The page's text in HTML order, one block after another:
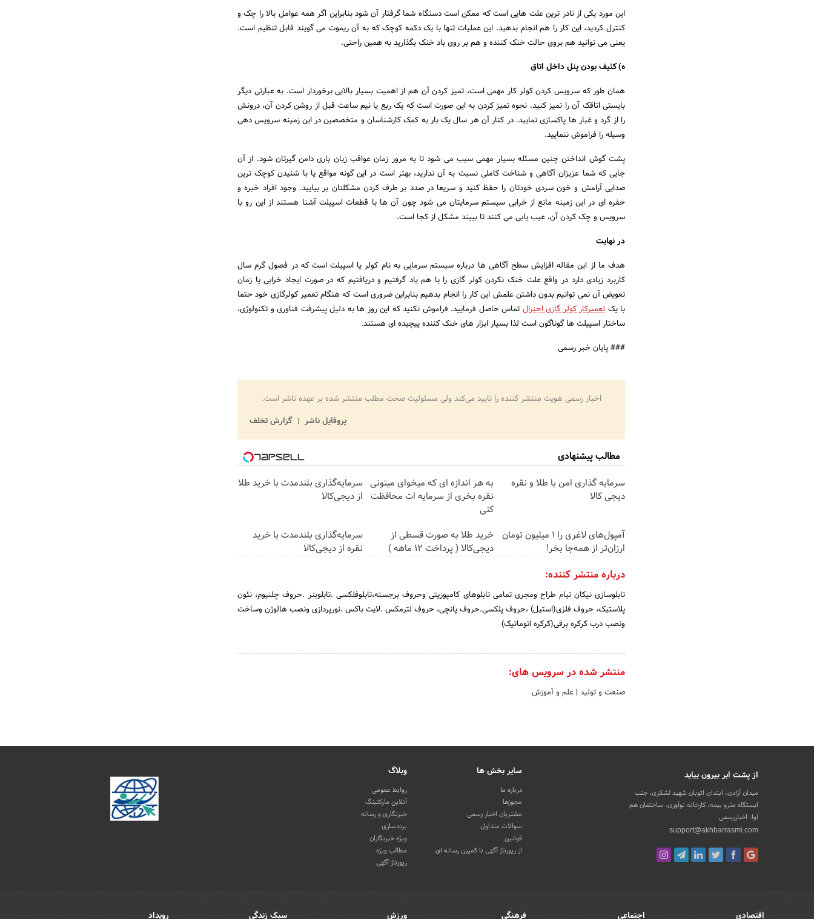
این مورد یکی از نادر ترین علت هایی است که ممکن است دستگاه شما گرفتار آن شود بنابراین اگر همه عوامل بالا را چک و
کنترل کردید، این کار را هم انجام بدهید. این عملیات تنها با یک دکمه کوچک که به آن ریموت می گویند قابل تنظیم است.
یعنی می توانید هم بروی حالت خنک کننده و هم بر روی باد خنک بگذارید به همین راحتی.
ه) کثیف بودن پنل داخل اتاق
همان طور که سرویس کردن کولر کار مهمی است، تمیز کردن آن هم از اهمیت بسیار بالایی برخوردار است. به عبارتی دیگر
بایستی اتاقک آن را تمیز کنید. نحوه تمیز کردن به این صورت است که یک ربع یا نیم ساعت قبل از روشن کردن آن، درونش
را از گرد و غبار ها پاکسازی نمایید. در کنار آن هر سال یک بار به کمک کارشناسان و متخصصین در این زمینه سرویس دهی
وسیله را فراموش ننمایید.
پشت گوش انداختن چنین مسئله بسیار مهمی سبب می شود تا به مرور زمان عواقب زیان باری دامن گیرتان شود. از آن
جایی که شما عزیزان آگاهی و شناخت کاملی نسبت به آن ندارید، بهتر است در این گونه مواقع یا با شنیدن کوچک ترین
صدایی آرامش و خون سردی خودتان را حفظ کنید و سریعا در صدد بر طرف کردن مشکلتان بر بیایید. وجود افراد خبره و
حفره ای در این زمینه مانع از خرابی سیستم سرمایتان می شود چون آن ها با قطعات اسپیلت آشنا هستند از این رو با
سرویس و چک کردن آن، عیب یابی می کنند تا ببیند مشکل از کجا است.
در نهایت
هدف ما از این مقاله افزایش سطح آگاهی ها درباره سیستم سرمایی به نام کولر یا اسپیلت است که در فصول گرم سال
کاربرد زیادی دارد در واقع علت خنک نکردن کولر گازی را با هم یاد گرفتیم و دریافتیم که در صورت ایجاد خرابی یا زمان
تعویض آن نمی توانیم بدون داشتن علمش این کار را انجام بدهیم بنابراین ضروری است که هنگام تعمیر کولرگازی خود حتما
با یک تعمیرکار کولر گازی اجنرال تماس حاصل فرمایید. فراموش نکنید که این روز ها به دلیل پیشرفت فناوری و تکنولوژی،
ساختار اسپیلت ها گوناگون است لذا بسیار ابزار های خنک کننده پیچیده ای هستند.
### پایان خبر رسمی
اخبار رسمی هویت منتشر کننده را تایید می‌کند ولی مسئولیت صحت مطلب منتشر شده بر عهده ناشر است.
پروفایل ناشر
گزارش تخلف
مطالب پیشنهادی
سرمایه گذاری امن با طلا و نقره
دیجی کالا
به هر اندازه ای که میخوای میتونی
نقره بخری از سرمایه ات محافظت
کنی
سرمایه‌گذاری بلندمدت با خرید طلا
از دیجی‌کالا
آمپول‌های لاغری را ۱ میلیون تومان
ارزان‌تر از همه‌جا بخر!
خرید طلا به صورت قسطی از
دیجی‌کالا ( پرداخت 12 ماهه )
سرمایه‌گذاری بلندمدت با خرید
نقره از دیجی‌کالا
درباره منتشر کننده:
تابلوسازی نیکان تیام طراح ومجری تمامی تابلوهای کامپوزیتی وحروف برجسته،تابلوفلکسی .تابلوبنر .حروف چلنیوم، نئون
پلاستیک، حروف فلزی(استیل) ،حروف پلکسی.حروف پانچی، حروف لترمکس .لایت باکس .نورپردازی ونصب هالوژن وساخت
ونصب درب کرکره برقی(کرکره اتوماتیک)
منتشر شده در سرویس های:
صنعت و تولید | علم و آموزش
از پشت ابر بیرون بیاید
میدان آزادی، ابتدای اتوبان شهید لشکری، جنب
ایستگاه مترو بیمه، کارخانه نوآوری، ساختمان هم
آوا، اخباررسمی
support@akhbarrasmi.com
سایر بخش ها
درباره ما
مجوزها
مشتریان اخبار رسمی
سوالات متداول
قوانین
از رپورتاژ آگهی تا کمپین رسانه ای
وبلاگ
روابط عمومی
آنلاین مارکتینگ
خبرنگاری و رسانه
برندسازی
ویژه خبرنگاران
مطالب ویژه
رپورتاژ آگهی
اقتصادی اجتماعی فرهنگی ورزش سبک زندگی رویداد